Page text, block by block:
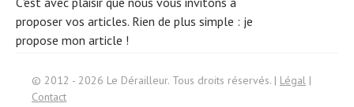
proposer vos articles. Rien de plus simple : je
propose mon article !
© 2012 - 2026 Le Dérailleur. Tous droits réservés. | Légal |
Contact
Search
for: